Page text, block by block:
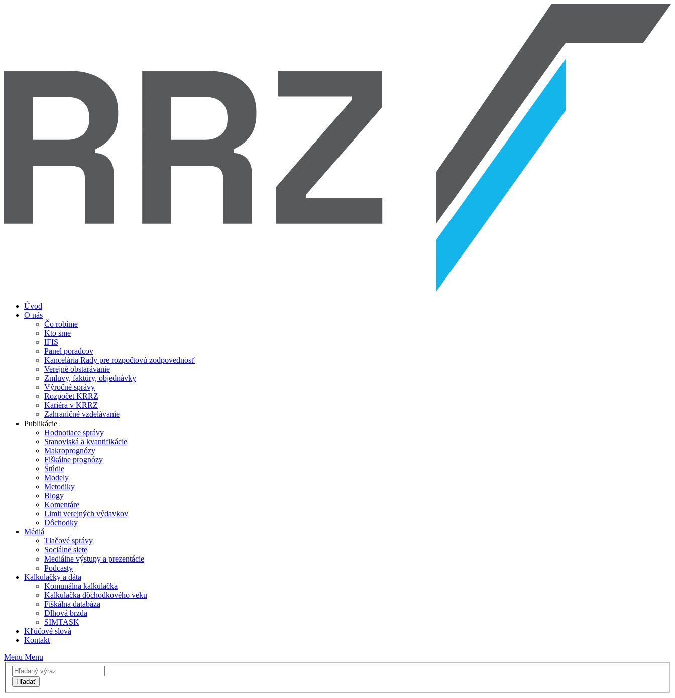
Úvod
O nás
Čo robíme
Kto sme
IFIS
Panel poradcov
Kancelária Rady pre rozpočtovú zodpovednosť
Verejné obstarávanie
Zmluvy, faktúry, objednávky
Výročné správy
Rozpočet KRRZ
Kariéra v KRRZ
Zahraničné vzdelávanie
Publikácie
Hodnotiace správy
Stanoviská a kvantifikácie
Makroprognózy
Fiškálne prognózy
Štúdie
Modely
Metodiky
Blogy
Komentáre
Limit verejných výdavkov
Dôchodky
Médiá
Tlačové správy
Sociálne siete
Mediálne výstupy a prezentácie
Podcasty
Kalkulačky a dáta
Komunálna kalkulačka
Kalkulačka dôchodkového veku
Fiškálna databáza
Dlhová brzda
SIMTASK
Kľúčové slová
Kontakt
Menu Menu
Hľadať